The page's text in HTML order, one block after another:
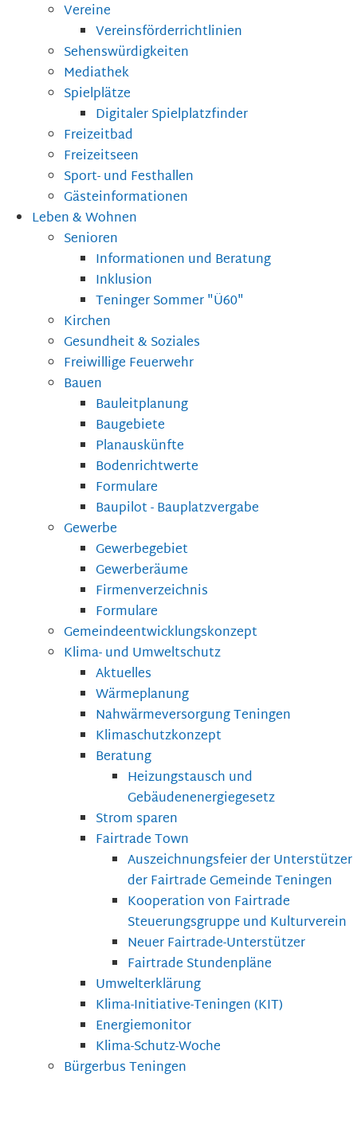
Vereine
Vereinsförderrichtlinien
Sehenswürdigkeiten
Mediathek
Spielplätze
Digitaler Spielplatzfinder
Freizeitbad
Freizeitseen
Sport- und Festhallen
Gästeinformationen
Leben & Wohnen
Senioren
Informationen und Beratung
Inklusion
Teninger Sommer "Ü60"
Kirchen
Gesundheit & Soziales
Freiwillige Feuerwehr
Bauen
Bauleitplanung
Baugebiete
Planauskünfte
Bodenrichtwerte
Formulare
Baupilot - Bauplatzvergabe
Gewerbe
Gewerbegebiet
Gewerberäume
Firmenverzeichnis
Formulare
Gemeindeentwicklungskonzept
Klima- und Umweltschutz
Aktuelles
Wärmeplanung
Nahwärmeversorgung Teningen
Klimaschutzkonzept
Beratung
Heizungstausch und
Gebäudenenergiegesetz
Strom sparen
Fairtrade Town
Auszeichnungsfeier der Unterstützer
der Fairtrade Gemeinde Teningen
Kooperation von Fairtrade
Steuerungsgruppe und Kulturverein
Neuer Fairtrade-Unterstützer
Fairtrade Stundenpläne
Umwelterklärung
Klima-Initiative-Teningen (KIT)
Energiemonitor
Klima-Schutz-Woche
Bürgerbus Teningen